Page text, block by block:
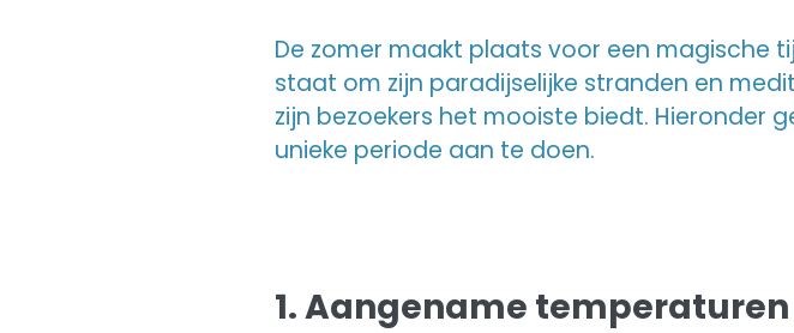
De zomer maakt plaats voor een magische
staat om zijn paradijselijke stranden en
zijn bezoekers het mooiste biedt. Hieronder
unieke periode aan te doen.
1. Aangename